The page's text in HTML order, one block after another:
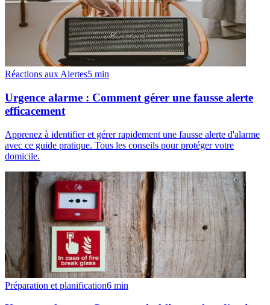
Réactions aux Alertes5 min
Urgence alarme : Comment gérer une fausse alerte
efficacement
Apprenez à identifier et gérer rapidement une fausse alerte d'alarme
avec ce guide pratique. Tous les conseils pour protéger votre
domicile.
Préparation et planification6 min